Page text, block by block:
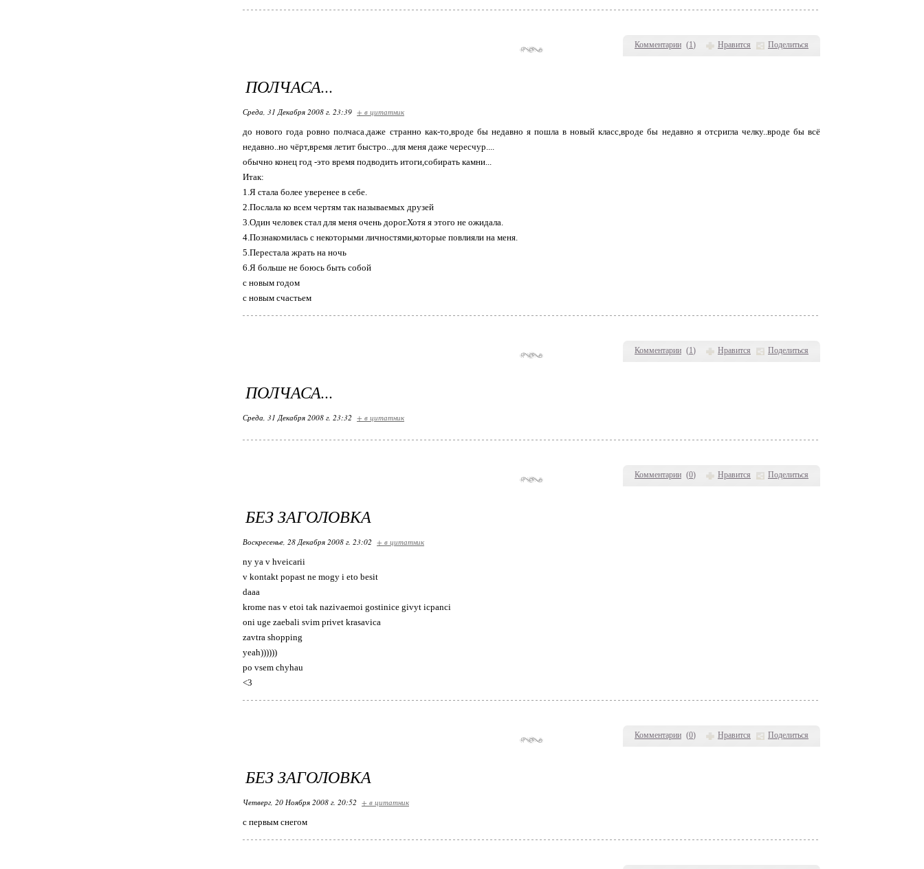
Комментарии (1) Нравится Поделиться
Комментарии (1) Нравится Поделиться
ПОЛЧАСА...
Среда, 31 Декабря 2008 г. 23:39 + в цитатник
до нового года ровно полчаса.даже странно как-то,вроде бы недавно я пошла в новый класс,вроде бы недавно я отсригла челку..вроде бы всё
недавно..но чёрт,время летит быстро...для меня даже чересчур....
обычно конец год -это время подводить итоги,собирать камни...
Итак:
1.Я стала более уверенее в себе.
2.Послала ко всем чертям так называемых друзей
3.Один человек стал для меня очень дорог.Хотя я этого не ожидала.
4.Познакомилась с некоторыми личностями,которые повлияли на меня.
5.Перестала жрать на ночь
6.Я больше не боюсь быть собой
с новым годом
с новым счастьем
Комментарии (0) Нравится Поделиться
ПОЛЧАСА...
Среда, 31 Декабря 2008 г. 23:32 + в цитатник
Комментарии (0) Нравится Поделиться
БЕЗ ЗАГОЛОВКА
Воскресенье, 28 Декабря 2008 г. 23:02 + в цитатник
ny ya v hveicarii
v kontakt popast ne mogy i eto besit
daaa
krome nas v etoi tak nazivaemoi gostinice givyt icpanci
oni uge zaebali svim privet krasavica
zavtra shopping
yeah))))))
po vsem chyhau
<3
БЕЗ ЗАГОЛОВКА
Четверг, 20 Ноября 2008 г. 20:52 + в цитатник
с первым снегом